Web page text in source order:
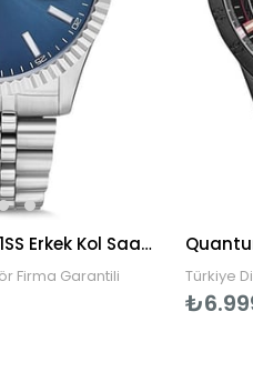
Momentus CM131S-11SS Erkek Kol Saati
Firma Garantili Türkiye